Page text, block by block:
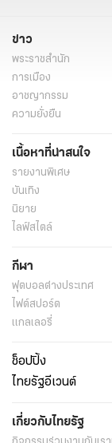
พี่สาวหนุ่มขับเก๋งช
เป็นลาง
แท็กที่เกี่ยวข้อง
เก๋งชนมอเตอร์ไซค์พ่วงข้า
เก๋งซิ่งชนเสาไฟฟ้าหัก 2 ท่
ข่าวทั่วไป
ข่าว
พระราชสำนัก
การเมือง
ความยั่งยืน
รายงานพิเศษ